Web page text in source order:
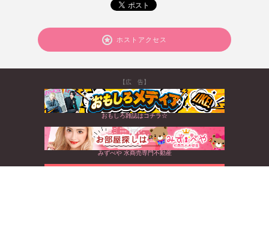
ホストアクセス
【広 告】
おもしろ雑誌はコチラ☆
みずべや 水商売専門不動産